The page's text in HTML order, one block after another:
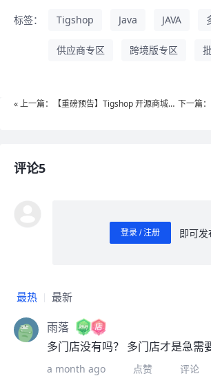
标签： Tigshop Java JAVA
供应商专区 跨境版专区
« 上一篇：【重磅预告】Tigshop 开源商城系 下一篇
评论5
登录 / 注册
即可发
最热 最新
雨落
多门店没有吗？ 多门店才是急需
a month ago 点赞 评论